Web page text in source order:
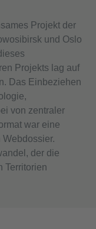
Projekt der
und Oslo
Projekts lag auf
Das Einbeziehen
von zentraler
war eine
der die
Territorien